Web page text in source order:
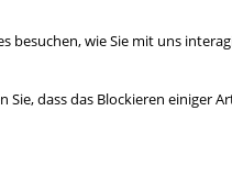
besuchen, wie Sie mit uns
dass das Blockieren einiger